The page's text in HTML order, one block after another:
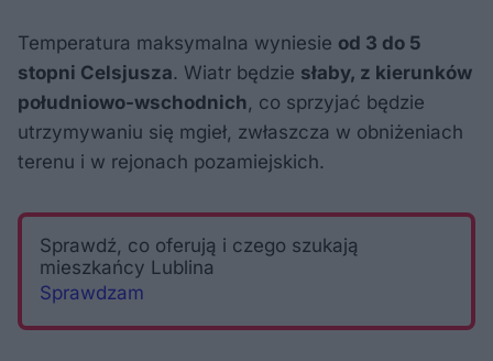
Temperatura maksymalna wyniesie od 3 do 5
stopni Celsjusza. Wiatr będzie słaby, z kierunków
południowo-wschodnich , co sprzyjać będzie
utrzymywaniu się mgieł, zwłaszcza w obniżeniach
terenu i w rejonach pozamiejskich.
Sprawdź, co oferują i czego szukają
mieszkańcy Lublina
Sprawdzam